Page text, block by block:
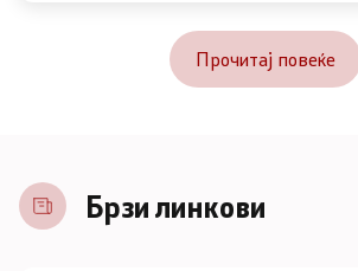
Прочитај повеќе
Брзи линкови